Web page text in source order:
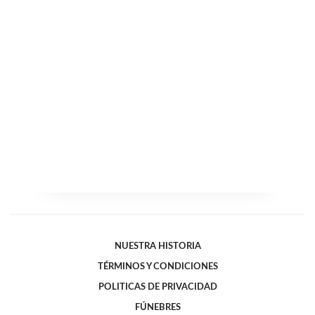
NUESTRA HISTORIA
TÉRMINOS Y CONDICIONES
POLITICAS DE PRIVACIDAD
FÚNEBRES